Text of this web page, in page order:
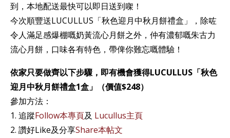
到，本地配送最快可以即日送到㗎！
今次順豐送LUCULLUS「秋色迎月中秋月餅禮盒」，除咗
令人滿足感爆棚嘅奶黃流心月餅之外，仲有濃郁嘅朱古力
流心月餅，口味各有特色，帶俾你難忘嘅體驗！
依家只要做齊以下步驟，即有機會獲得LUCULLUS「秋色
迎月中秋月餅禮盒1盒」（價值$248）
參加方法：
1. 追蹤Follow本專頁及 Lucullus主頁
2. 讚好Like及分享Share本帖文